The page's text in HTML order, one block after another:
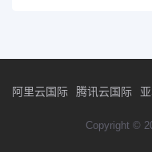
阿里云国际 腾讯云国际
Copyright ©